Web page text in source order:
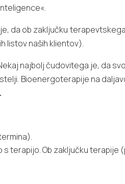
da ob zaključku
listov naših klientov).
najbolj čudovitega je, da
Bioenergoterapije na
terapijo. Ob zaključku terapije